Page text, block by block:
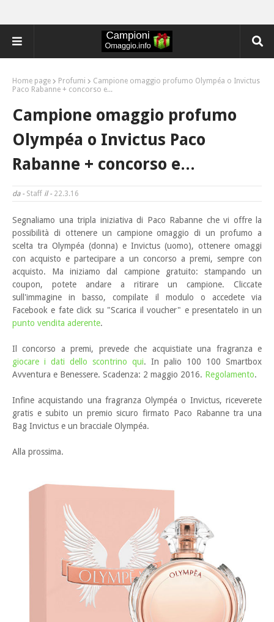
Home page Profumi
Campione omaggio profumo Olympéa o Invictus
Paco Rabanne + concorso e...
Campione omaggio profumo
Olympéa o Invictus Paco
Rabanne + concorso e...
da - Staff il - 22.3.16
Segnaliamo una tripla iniziativa di Paco Rabanne che vi offre la
possibilità di ottenere un campione omaggio di un profumo a
scelta tra Olympéa (donna) e Invictus (uomo), ottenere omaggi
con acquisto e partecipare a un concorso a premi, sempre con
acquisto. Ma iniziamo dal campione gratuito: stampando un
coupon, potete andare a ritirare un campione. Cliccate
sull'immagine in basso, compilate il modulo o accedete via
Facebook e fate click su "Scarica il voucher" e presentatelo in un
punto vendita aderente.
Il concorso a premi, prevede che acquistiate una fragranza e
giocare i dati dello scontrino qui. In palio 100 100 Smartbox
Avventura e Benessere. Scadenza: 2 maggio 2016. Regolamento.
Infine acquistando una fragranza Olympéa o Invictus, riceverete
gratis e subito un premio sicuro firmato Paco Rabanne tra una
Bag Invictus e un bracciale Olympéa.
Alla prossima.